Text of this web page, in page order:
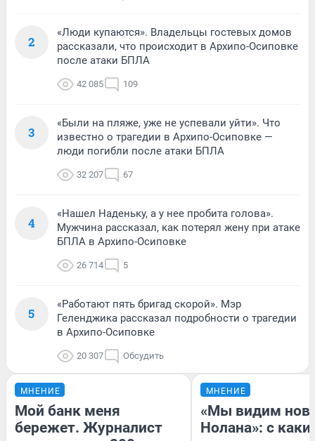
2
«Люди купаются». Владельцы гостевых домов
рассказали, что происходит в Архипо-Осиповке
после атаки БПЛА
42 085 109
3
«Были на пляже, уже не успевали уйти». Что
известно о трагедии в Архипо-Осиповке —
люди погибли после атаки БПЛА
32 207 67
4
«Нашел Наденьку, а у нее пробита голова».
Мужчина рассказал, как потерял жену при атаке
БПЛА в Архипо-Осиповке
26 714 5
5
«Работают пять бригад скорой». Мэр
Геленджика рассказал подробности о трагедии
в Архипо-Осиповке
20 307 Обсудить
МНЕНИЕ
Мой банк меня
бережет. Журналист
МНЕНИЕ
«Мы видим
Нолана»: с